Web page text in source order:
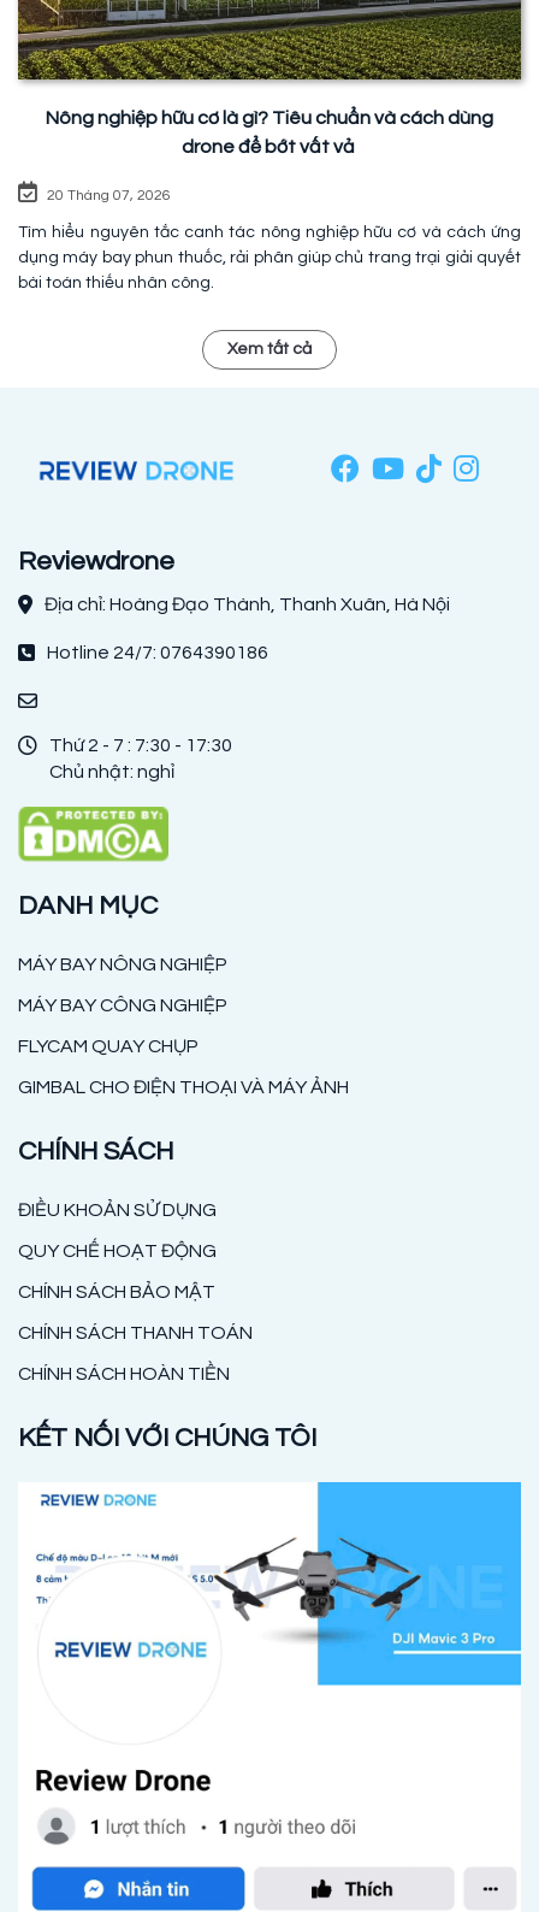
Nông nghiệp hữu cơ là gì? Tiêu chuẩn và cách dùng
drone để bớt vất vả
20 Tháng 07, 2026
Tìm hiểu nguyên tắc canh tác nông nghiệp hữu cơ và cách ứng
dụng máy bay phun thuốc, rải phân giúp chủ trang trại giải quyết
bài toán thiếu nhân công.
Xem tất cả
Reviewdrone
Địa chỉ: Hoàng Đạo Thành, Thanh Xuân, Hà Nội
Hotline 24/7: 0764390186
Thứ 2 - 7 : 7:30 - 17:30
Chủ nhật: nghỉ
DANH MỤC
MÁY BAY NÔNG NGHIỆP
MÁY BAY CÔNG NGHIỆP
FLYCAM QUAY CHỤP
GIMBAL CHO ĐIỆN THOẠI VÀ MÁY ẢNH
CHÍNH SÁCH
ĐIỀU KHOẢN SỬ DỤNG
QUY CHẾ HOẠT ĐỘNG
CHÍNH SÁCH BẢO MẬT
CHÍNH SÁCH THANH TOÁN
CHÍNH SÁCH HOÀN TIỀN
KẾT NỐI VỚI CHÚNG TÔI